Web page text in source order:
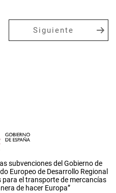
Siguiente
subvenciones del Gobierno de
Europeo de Desarrollo Regional
el transporte de mercancías
de hacer Europa”